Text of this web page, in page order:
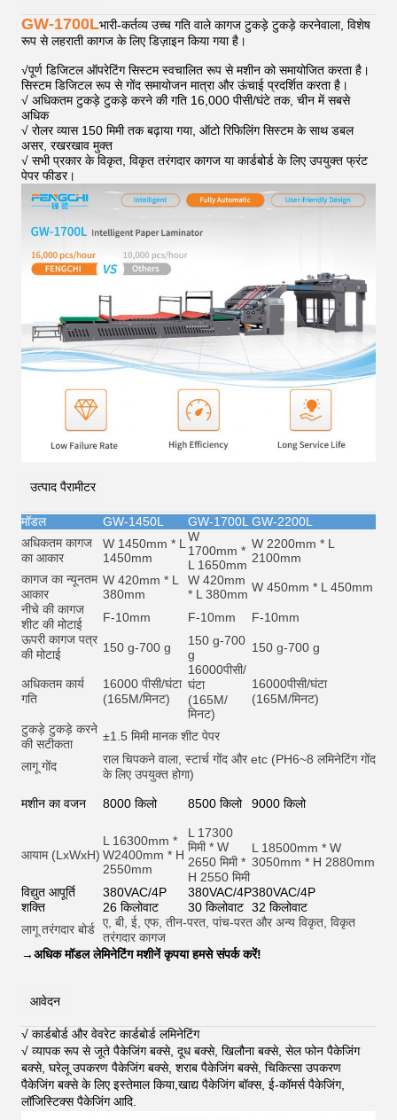
GW-1700Lभारी-कर्तव्य उच्च गति वाले कागज टुकड़े टुकड़े करनेवाला, विशेष
रूप से लहराती कागज के लिए डिज़ाइन किया गया है।
√पूर्ण डिजिटल ऑपरेटिंग सिस्टम स्वचालित रूप से मशीन को समायोजित करता है।
सिस्टम डिजिटल रूप से गोंद समायोजन मात्रा और ऊंचाई प्रदर्शित करता है।
√ अधिकतम टुकड़े टुकड़े करने की गति 16,000 पीसी/घंटे तक, चीन में सबसे
अधिक
√ रोलर व्यास 150 मिमी तक बढ़ाया गया, ऑटो रिफिलिंग सिस्टम के साथ डबल
असर, रखरखाव मुक्त
√ सभी प्रकार के विकृत, विकृत तरंगदार कागज या कार्डबोर्ड के लिए उपयुक्त फ्रंट
पेपर फीडर।
उत्पाद पैरामीटर
मॉडल GW-1450L GW-1700L GW-2200L
अधिकतम कागज
का आकार
W 1450mm * L
1450mm
W
1700mm *
L 1650mm
W 2200mm * L
2100mm
कागज का न्यूनतम
आकार
W 420mm * L
380mm
W 420mm
* L 380mm W 450mm * L 450mm
नीचे की कागज
शीट की मोटाई
F-10mm F-10mm
F-10mm
ऊपरी कागज पत्र
की मोटाई
150 g-700 g
150 g-700
g
150 g-700 g
अधिकतम कार्य
गति
16000 पीसी/घंटा
(165M/मिनट)
16000पीसी/
घंटा
(165M/
मिनट)
16000पीसी/घंटा
(165M/मिनट)
टुकड़े टुकड़े करने
की सटीकता
±1.5 मिमी मानक शीट पेपर
लागू गोंद राल चिपकने वाला, स्टार्च गोंद और etc (PH6~8 लमिनेटिंग गोंद
के लिए उपयुक्त होगा)
मशीन का वजन 8000 किलो 8500 किलो 9000 किलो
आयाम (LxWxH)
L 16300mm *
W2400mm * H
2550mm
L 17300
मिमी * W
2650 मिमी *
H 2550 मिमी
L 18500mm * W
3050mm * H 2880mm
विद्युत आपूर्ति 380VAC/4P 380VAC/4P380VAC/4P
शक्ति
26 किलोवाट 30 किलोवाट 32 किलोवाट
लागू तरंगदार बोर्ड ए, बी, ई, एफ, तीन-परत, पांच-परत और अन्य विकृत, विकृत
तरंगदार कागज
→अधिक मॉडल लेमिनेटिंग मशीनें कृपया हमसे संपर्क करें!
आवेदन
√ कार्डबोर्ड और वेवरेट कार्डबोर्ड लमिनेटिंग
√ व्यापक रूप से जूते पैकेजिंग बक्से, दूध बक्से, खिलौना बक्से, सेल फोन पैकेजिंग
बक्से, घरेलू उपकरण पैकेजिंग बक्से, शराब पैकेजिंग बक्से, चिकित्सा उपकरण
पैकेजिंग बक्से के लिए इस्तेमाल किया,खाद्य पैकेजिंग बॉक्स, ई-कॉमर्स पैकेजिंग,
लॉजिस्टिक्स पैकेजिंग आदि